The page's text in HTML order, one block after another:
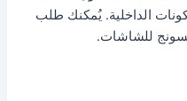
الداخلية. يُمكنك طلب
للشاشات.